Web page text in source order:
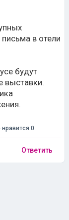
в отели
будут
выставки.
нравится 0
Ответить